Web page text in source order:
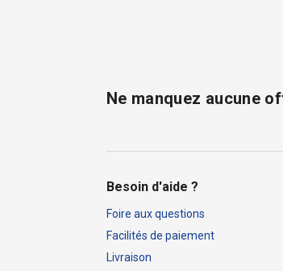
Ne manquez aucune
Besoin d'aide ?
Foire aux questions
Facilités de paiement
Livraison